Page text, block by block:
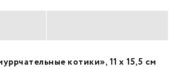
котики», 11 х 15,5 см